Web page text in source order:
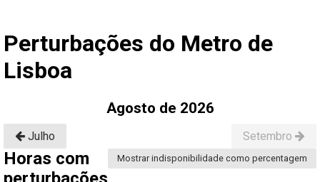
Perturbações do Metro de
Lisboa
Agosto de 2026
Julho Setembro
Mostrar indisponibilidade como percentagem
Horas com